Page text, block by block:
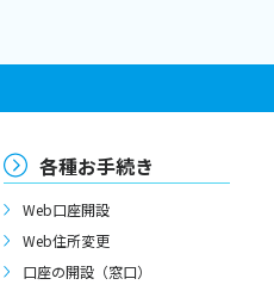
各種お手続き
Web口座開設
Web住所変更
口座の開設（窓口）